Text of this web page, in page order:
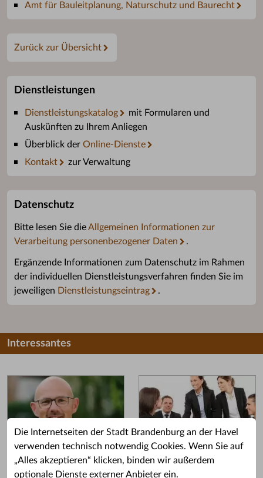
Die Internetseiten der Stadt Brandenburg an der Havel
verwenden technisch notwendig Cookies. Wenn Sie auf
„Alles akzeptieren“ klicken, binden wir außerdem
optionale Dienste externer Anbieter ein.
Amt für Bauleitplanung, Naturschutz und Baurecht
Zurück zur Übersicht
Dienstleistungen
Dienstleistungskatalog
mit Formularen und
Auskünften zu Ihrem Anliegen
Überblick der Online-Dienste
Kontakt
zur Verwaltung
Datenschutz
Bitte lesen Sie dieAllgemeinen Informationen zur
Verarbeitung personenbezogener Daten
.
Ergänzende Informationen zum Datenschutz im Rahmen
der individuellen Dienstleistungsverfahren finden Sie im
jeweiligen Dienstleistungseintrag .
Interessantes
Grußwort des OB